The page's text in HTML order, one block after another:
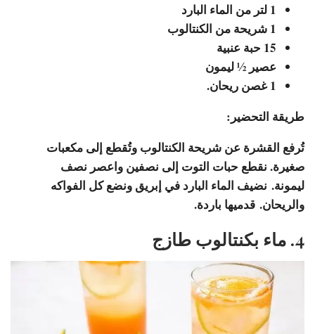
1 لتر من الماء البارد
1 شريحة من الكنتالوب
15 حبة عنبية
عصير ½ ليمون
1 غصن ريحان.
طريقة التحضير:
تُرفع القشرة عن شريحة الكنتالوب وتُقطع إلى مكعبات
صغيرة. نقطع حبات التوت إلى نصفين واعصر نصف
ليمونة. نضيف الماء البارد في إبريق ونضع كل الفواكه
والريحان. قدميها باردة.
4. ماء بكنتالوب طازج